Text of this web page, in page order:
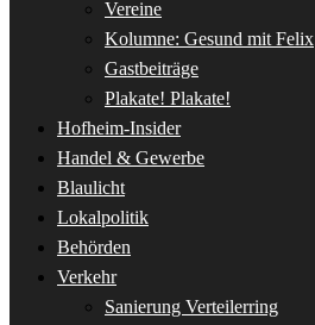
Vereine
Kolumne: Gesund mit Felix
Gastbeiträge
Plakate! Plakate!
Hofheim-Insider
Handel & Gewerbe
Blaulicht
Lokalpolitik
Behörden
Verkehr
Sanierung Verteilerring